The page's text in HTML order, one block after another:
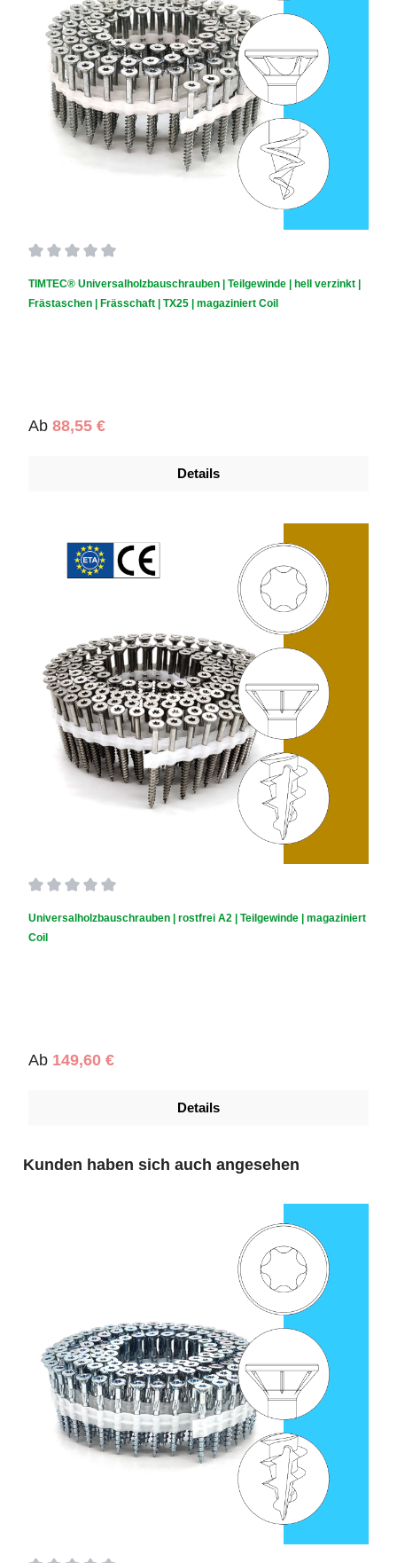
TIMTEC® Universalholzbauschrauben | Teilgewinde | hell verzinkt |
Frästaschen | Frässchaft | TX25 | magaziniert Coil
Regulärer Preis:
Ab 88,55 €
Details
Universalholzbauschrauben | rostfrei A2 | Teilgewinde | magaziniert
Coil
Regulärer Preis:
Ab 149,60 €
Details
Produktgalerie überspringen
Kunden haben sich auch angesehen